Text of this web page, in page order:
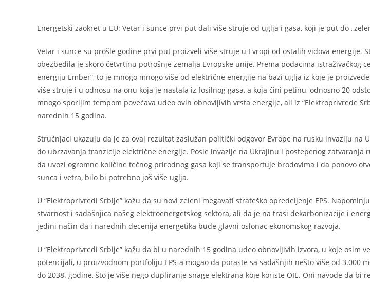
Energetski zaokret u EU: Vetar i sunce prvi put dali više struje od uglja i gasa, koji je put do
Vetar i sunce su prošle godine prvi put proizveli više struje u Evropi od ostalih vidova energije.
obezbedila je skoro četvrtinu potrošnje zemalja Evropske unije. Prema podacima istraživačkog
energiju Ember”, to je mnogo mnogo više od električne energije na bazi uglja iz koje je
više struje i u odnosu na onu koja je nastala iz fosilnog gasa, a koja čini petinu, odnosno 20
mnogo sporijim tempom povećava udeo ovih obnovljivih vrsta energije, ali iz “Elektroprivrede
narednih 15 godina.
Stručnjaci ukazuju da je za ovaj rezultat zaslužan politički odgovor Evrope na rusku invaziju na
do ubrzavanja tranzicije električne energije. Posle invazije na Ukrajinu i postepenog zatvaranja
da uvozi ogromne količine tečnog prirodnog gasa koji se transportuje brodovima i da ponovo
sunca i vetra, bilo bi potrebno još više uglja.
U “Elektroprivredi Srbije” kažu da su novi zeleni megavati strateško opredeljenje EPS.
stvarnost i sadašnjica našeg elektroenergetskog sektora, ali da je na trasi dekarbonizacije i
jedini način da i narednih decenija energetika bude glavni oslonac ekonomskog razvoja.
U “Elektroprivredi Srbije” kažu da bi u narednih 15 godina udeo obnovljivih izvora, u koje osim
potencijali, u proizvodnom portfoliju EPS-a mogao da poraste sa sadašnjih nešto više od 3.000
do 2038. godine, što je više nego dupliranje snage elektrana koje koriste OIE. Oni navode da bi